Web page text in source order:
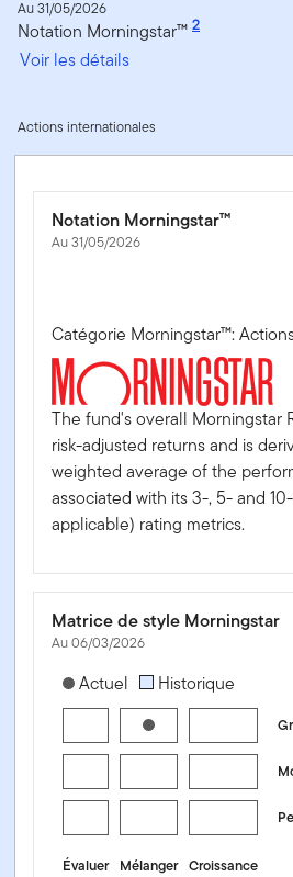
Au 31/05/2026
Notation Morningstar™ 2
Voir les détails
Actions internationales
Notation Morningstar™
Au 31/05/2026
Catégorie Morningstar™:
The fund's overall Morningstar
risk-adjusted returns and is
weighted average of the
associated with its 3-, 5- and
applicable) rating metrics.
Matrice de style Morningstar
Au 06/03/2026
[products.morningstar-
Actuel Historique
Évaluer Mélanger Croissance